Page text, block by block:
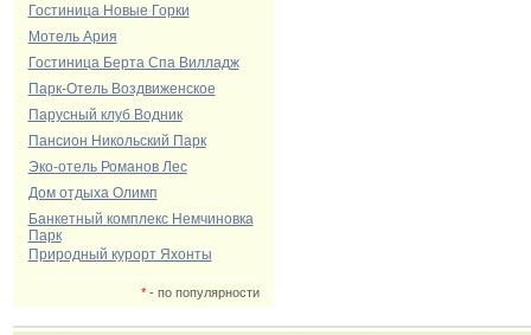
Гостиница Новые Горки
Мотель Ария
Гостиница Берта Спа Вилладж
Парк-Отель Воздвиженское
Парусный клуб Водник
Пансион Никольский Парк
Эко-отель Романов Лес
Дом отдыха Олимп
Банкетный комплекс Немчиновка
Парк
Природный курорт Яхонты
*- по популярности